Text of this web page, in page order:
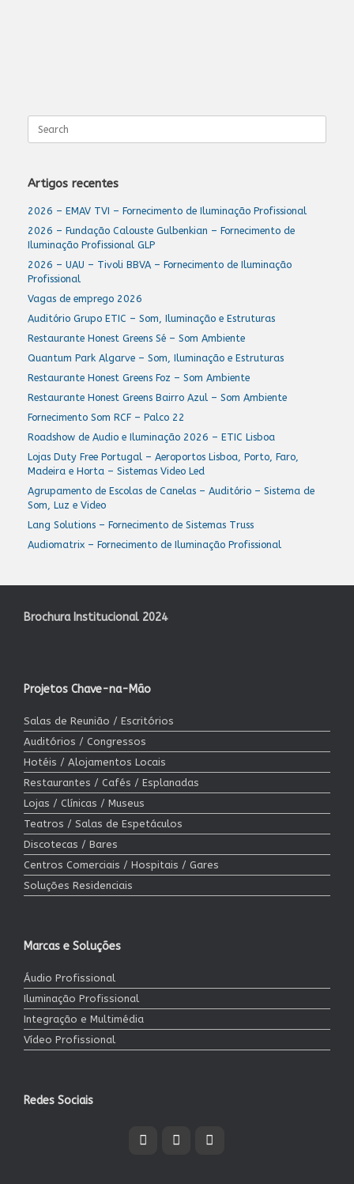
for:
Artigos recentes
2026 – EMAV TVI – Fornecimento de Iluminação Profissional
2026 – Fundação Calouste Gulbenkian – Fornecimento de
Iluminação Profissional GLP
2026 – UAU – Tivoli BBVA – Fornecimento de Iluminação
Profissional
Vagas de emprego 2026
Auditório Grupo ETIC – Som, Iluminação e Estruturas
Restaurante Honest Greens Sé – Som Ambiente
Quantum Park Algarve – Som, Iluminação e Estruturas
Restaurante Honest Greens Foz – Som Ambiente
Restaurante Honest Greens Bairro Azul – Som Ambiente
Fornecimento Som RCF – Palco 22
Roadshow de Audio e Iluminação 2026 – ETIC Lisboa
Lojas Duty Free Portugal – Aeroportos Lisboa, Porto, Faro,
Madeira e Horta – Sistemas Video Led
Agrupamento de Escolas de Canelas – Auditório – Sistema de
Som, Luz e Video
Lang Solutions – Fornecimento de Sistemas Truss
Audiomatrix – Fornecimento de Iluminação Profissional
Brochura Institucional 2024
Projetos Chave-na-Mão
Salas de Reunião / Escritórios
Auditórios / Congressos
Hotéis / Alojamentos Locais
Restaurantes / Cafés / Esplanadas
Lojas / Clínicas / Museus
Teatros / Salas de Espetáculos
Discotecas / Bares
Centros Comerciais / Hospitais / Gares
Soluções Residenciais
Marcas e Soluções
Áudio Profissional
Iluminação Profissional
Integração e Multimédia
Vídeo Profissional
Redes Sociais